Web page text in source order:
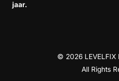
jaar.
© 2026 LEVELFIX
All Rights